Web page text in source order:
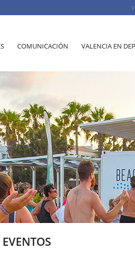
COMUNICACIÓN VALENCIA EN